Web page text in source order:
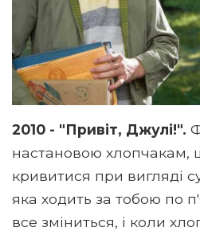
2010 - "Привіт, Джулі!".
настановою хлопчакам,
кривитися при вигляді
яка ходить за тобою по
все зміниться, і коли